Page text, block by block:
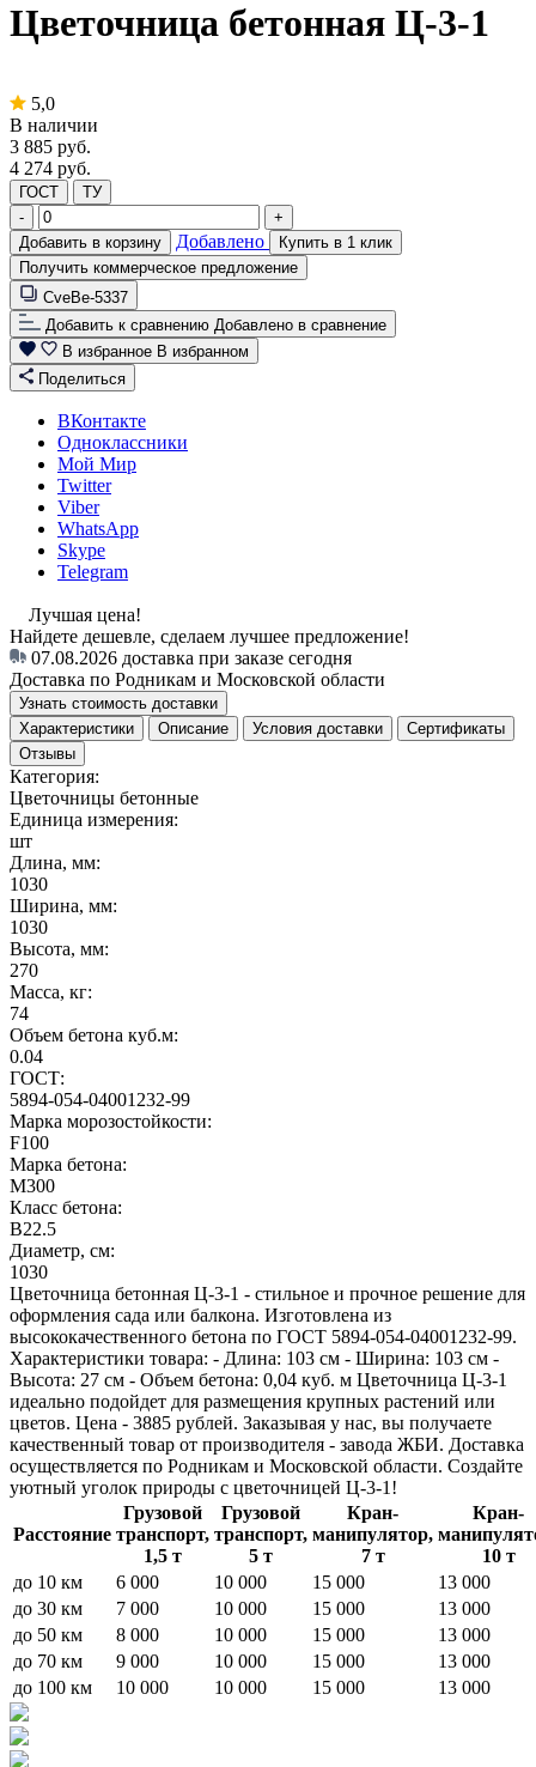
Цветочница бетонная Ц-3-1
5,0
В наличии
3 885 руб.
4 274 руб.
ГОСТ
ТУ
-
+
Добавить в корзину
Добавлено
Купить в 1 клик
Получить коммерческое предложение
CveBe-5337
Добавить к сравнению Добавлено в сравнение
В избранное В избранном
Поделиться
ВКонтакте
Одноклассники
Мой Мир
Twitter
Viber
WhatsApp
Skype
Telegram
Лучшая цена!
Найдете дешевле, сделаем лучшее предложение!
07.08.2026 доставка при заказе сегодня
Доставка по Родникам и Московской области
Узнать стоимость доставки
Характеристики
Описание Условия доставки
Сертификаты
Отзывы
Категория:
Цветочницы бетонные
Единица измерения:
шт
Длина, мм:
1030
Ширина, мм:
1030
Высота, мм:
270
Масса, кг:
74
Объем бетона куб.м:
0.04
ГОСТ:
5894-054-04001232-99
Марка морозостойкости:
F100
Марка бетона:
М300
Класс бетона:
В22.5
Диаметр, см:
1030
Цветочница бетонная Ц-3-1 - стильное и прочное решение для
оформления сада или балкона. Изготовлена из
высококачественного бетона по ГОСТ 5894-054-04001232-99.
Характеристики товара: - Длина: 103 см - Ширина: 103 см -
Высота: 27 см - Объем бетона: 0,04 куб. м Цветочница Ц-3-1
идеально подойдет для размещения крупных растений или
цветов. Цена - 3885 рублей. Заказывая у нас, вы получаете
качественный товар от производителя - завода ЖБИ. Доставка
осуществляется по Родникам и Московской области. Создайте
уютный уголок природы с цветочницей Ц-3-1!
Расстояние
Грузовой
транспорт,
1,5 т
Грузовой
транспорт,
5 т
Кран-
манипулятор,
7 т
Кран-
10 т
до 10 км
6 000 10 000 15 000
13 000
до 30 км
7 000 10 000 15 000
13 000
до 50 км
8 000 10 000 15 000
13 000
до 70 км
9 000 10 000 15 000
13 000
до 100 км
10 000 10 000 15 000 13 000